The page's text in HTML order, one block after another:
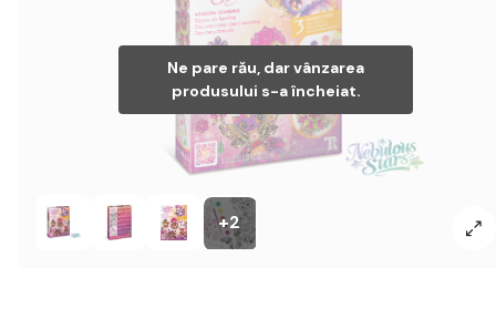
+2
Ne pare rău, dar vânzarea
produsului s-a încheiat.